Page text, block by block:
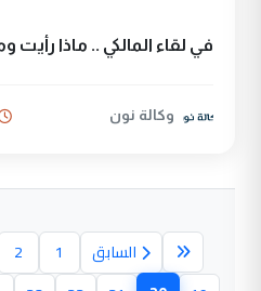
في لقاء المالكي .. ماذا
وكالة نون
السابق 1
2